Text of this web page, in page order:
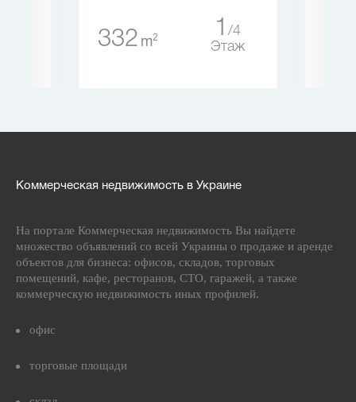
332 m2 1
4
Этаж
Коммерческая недвижимость в Украине
На портале Коммерческая недвижимость Вы найдете
множество объявлений со всей Украины о продаже и аренде
объектов для бизнеса: офисов, складов, торговых
помещений, кафе, ресторанов, СТО, гаражей, а также
коммерческую недвижимость иных профилей.
офис
торговые площади